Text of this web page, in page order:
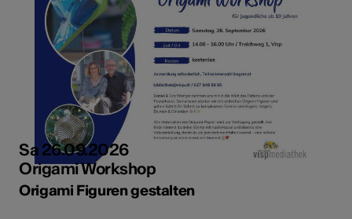
Sa 26.09.2026
Origami Workshop
Origami Figuren gestalten